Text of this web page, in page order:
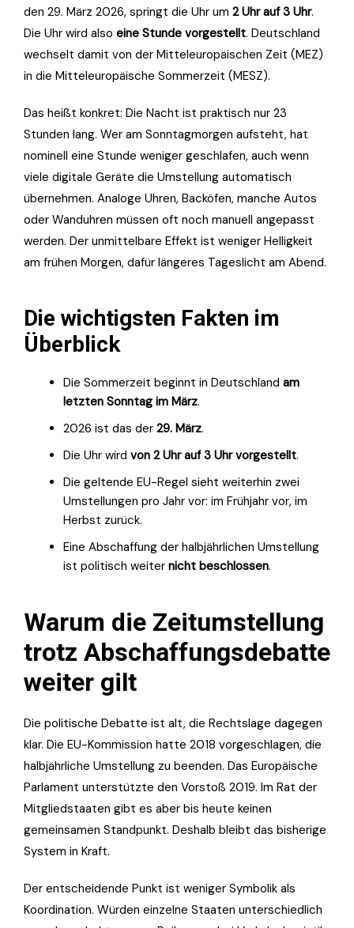
den 29. März 2026, springt die Uhr um 2 Uhr auf 3 Uhr.
Die Uhr wird also eine Stunde vorgestellt. Deutschland
wechselt damit von der Mitteleuropäischen Zeit (MEZ)
in die Mitteleuropäische Sommerzeit (MESZ).
Das heißt konkret: Die Nacht ist praktisch nur 23
Stunden lang. Wer am Sonntagmorgen aufsteht, hat
nominell eine Stunde weniger geschlafen, auch wenn
viele digitale Geräte die Umstellung automatisch
übernehmen. Analoge Uhren, Backöfen, manche Autos
oder Wanduhren müssen oft noch manuell angepasst
werden. Der unmittelbare Effekt ist weniger Helligkeit
am frühen Morgen, dafür längeres Tageslicht am Abend.
Die wichtigsten Fakten im
Überblick
Die Sommerzeit beginnt in Deutschland am
letzten Sonntag im März.
2026 ist das der 29. März.
Die Uhr wird von 2 Uhr auf 3 Uhr vorgestellt.
Die geltende EU-Regel sieht weiterhin zwei
Umstellungen pro Jahr vor: im Frühjahr vor, im
Herbst zurück.
Eine Abschaffung der halbjährlichen Umstellung
ist politisch weiter nicht beschlossen.
Warum die Zeitumstellung
trotz Abschaffungsdebatte
weiter gilt
Die politische Debatte ist alt, die Rechtslage dagegen
klar. Die EU-Kommission hatte 2018 vorgeschlagen, die
halbjährliche Umstellung zu beenden. Das Europäische
Parlament unterstützte den Vorstoß 2019. Im Rat der
Mitgliedstaaten gibt es aber bis heute keinen
gemeinsamen Standpunkt. Deshalb bleibt das bisherige
System in Kraft.
Der entscheidende Punkt ist weniger Symbolik als
Koordination. Würden einzelne Staaten unterschiedlich